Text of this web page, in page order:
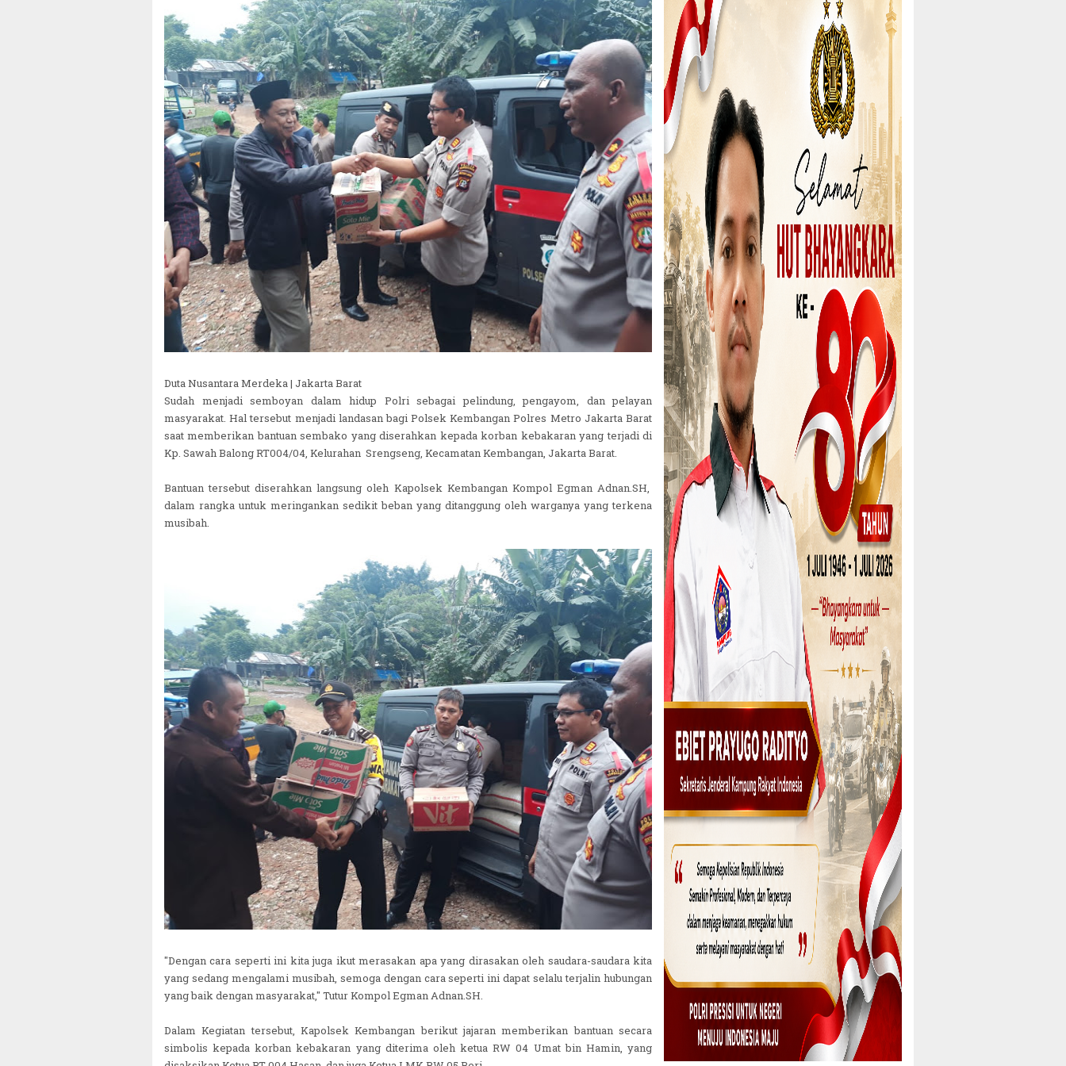
Duta Nusantara Merdeka | Jakarta Barat
Sudah menjadi semboyan dalam hidup Polri sebagai pelindung, pengayom, dan pelayan
masyarakat. Hal tersebut menjadi landasan bagi Polsek Kembangan Polres Metro Jakarta Barat
saat memberikan bantuan sembako yang diserahkan kepada korban kebakaran yang terjadi di
Kp. Sawah Balong RT004/04, Kelurahan Srengseng, Kecamatan Kembangan, Jakarta Barat.
Bantuan tersebut diserahkan langsung oleh Kapolsek Kembangan Kompol Egman Adnan.SH,
dalam rangka untuk meringankan sedikit beban yang ditanggung oleh warganya yang terkena
musibah.
"Dengan cara seperti ini kita juga ikut merasakan apa yang dirasakan oleh saudara-saudara kita
yang sedang mengalami musibah, semoga dengan cara seperti ini dapat selalu terjalin hubungan
yang baik dengan masyarakat," Tutur Kompol Egman Adnan.SH.
Dalam Kegiatan tersebut, Kapolsek Kembangan berikut jajaran memberikan bantuan secara
simbolis kepada korban kebakaran yang diterima oleh ketua RW 04 Umat bin Hamin, yang